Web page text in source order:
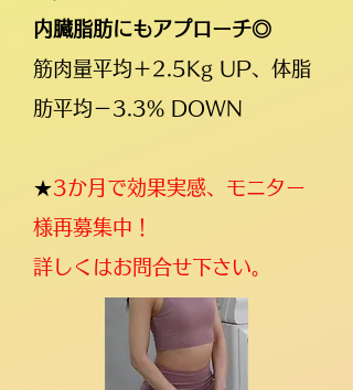
内臓脂肪にもアプローチ◎
筋肉量平均＋2.5Kg UP、体脂
肪平均－3.3% DOWN
★3か月で効果実感、モニター
様再募集中！
​詳しくはお問合せ下さい。